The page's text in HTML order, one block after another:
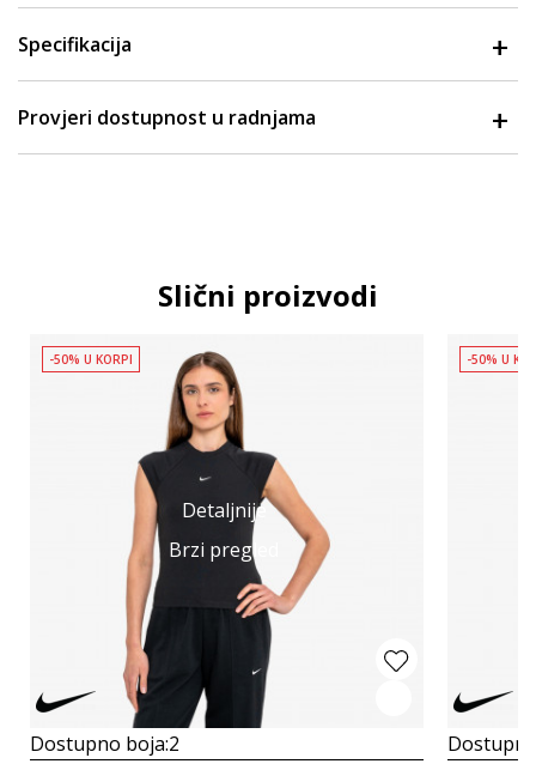
Specifikacija
Provjeri dostupnost u radnjama
Slični proizvodi
Detaljnije
Brzi pregled
-50% U KORPI
Dostupno boja:2
-50% U